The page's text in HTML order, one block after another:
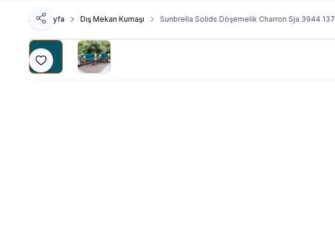
Ana Sayfa Dış Mekan Kumaşı Sunbrella Solids Döşemelik Charron Sja 3944 137
Favoriye Ekle
Paylaş